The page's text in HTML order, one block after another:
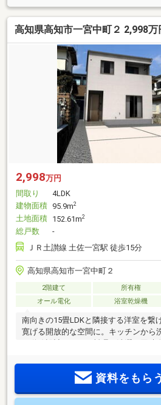
高知県高知市一宮中町２ 2,998万
2,998万円
間取り
4LDK
建物面積 95.9m2
土地面積 152.61m2
総戸数
-
ＪＲ土讃線 土佐一宮駅 徒歩15分
高知県高知市一宮中町２
2階建て 所有権
オール電化
浴室乾燥機
南向きの15畳LDKと隣接する洋室を繋
寛げる開放的な空間に。キッチンから
と整理整頓できます。4台まで駐車可
ースは、来客時や将来の増車にも柔軟
資料をもら